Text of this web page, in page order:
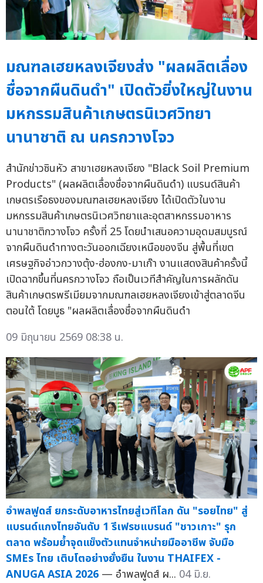
มณฑลเฮยหลงเจียงส่ง "ผลผลิตเลื่อง
ชื่อจากผืนดินดำ" เปิดตัวยิ่งใหญ่ในงาน
มหกรรมสินค้าเกษตรนิเวศวิทยา
นานาชาติ ณ นครกวางโจว
สำนักข่าวซินหัว สาขาเฮยหลงเจียง "Black Soil Premium
Products" (ผลผลิตเลื่องชื่อจากผืนดินดำ) แบรนด์สินค้า
เกษตรเรือธงของมณฑลเฮยหลงเจียง ได้เปิดตัวในงาน
มหกรรมสินค้าเกษตรนิเวศวิทยาและอุตสาหกรรมอาหาร
นานาชาติกวางโจว ครั้งที่ 25 โดยนำเสนอความอุดมสมบูรณ์
จากผืนดินดำทางตะวันออกเฉียงเหนือของจีน สู่พื้นที่เขต
เศรษฐกิจอ่าวกวางตุ้ง-ฮ่องกง-มาเก๊า งานแสดงสินค้าครั้งนี้
เปิดฉากขึ้นที่นครกวางโจว ถือเป็นเวทีสำคัญในการผลักดัน
สินค้าเกษตรพรีเมียมจากมณฑลเฮยหลงเจียงเข้าสู่ตลาดจีน
ตอนใต้ โดยบูธ "ผลผลิตเลื่องชื่อจากผืนดินดำ
09 มิถุนายน 2569 08:38 น.
อำพลฟูดส์ ยกระดับอาหารไทยสู่เวทีโลก ดัน "รอยไทย" สู่
แบรนด์แกงไทยอันดับ 1 รีเฟรชแบรนด์ "ชาวเกาะ" รุก
ตลาด พร้อมย้ำจุดแข็งตัวแทนจำหน่ายมืออาชีพ จับมือ
SMEs ไทย เติบโตอย่างยั่งยืน ในงาน THAIFEX -
ANUGA ASIA 2026 — อำพลฟูดส์ ผ... 04 มิ.ย.